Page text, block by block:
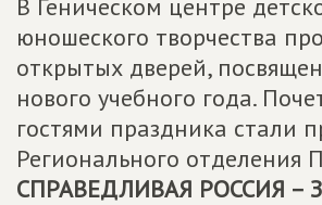
В Геническом центре
юношеского творчества
открытых дверей,
нового учебного года.
гостями праздника стали
Регионального отделения
СПРАВЕДЛИВАЯ РОССИЯ –